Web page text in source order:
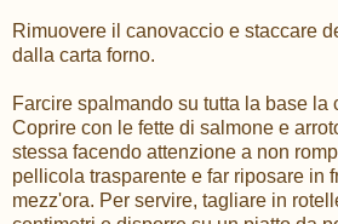
Rimuovere il canovaccio e staccare
dalla carta forno.
Farcire spalmando su tutta la base la
Coprire con le fette di salmone e
stessa facendo attenzione a non
pellicola trasparente e far riposare in
mezz'ora. Per servire, tagliare in